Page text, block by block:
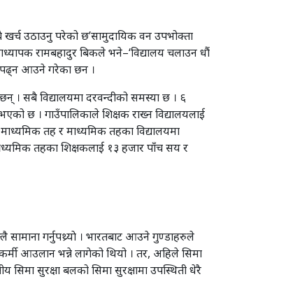
खर्च उठाउनु परेको छ’सामुदायिक वन उपभोक्ता
रामबहादुर बिकले भने–‘विद्यालय चलाउन धौं
पढ्न आउने गरेका छन ।
। सबै विद्यालयमा दरवन्दीको समस्या छ । ६
छ । गाउँपालिकाले शिक्षक राख्न विद्यालयलाई
तह र माध्यमिक तहका विद्यालयमा
तहका शिक्षकलाई १३ हजार पाँच सय र
गर्नुपथ्र्याे । भारतबाट आउने गुण्डाहरुले
आउलान भन्ने लागेको थियो । तर, अहिले सिमा
सिमा सुरक्षा बलको सिमा सुरक्षामा उपस्थिती धेरै